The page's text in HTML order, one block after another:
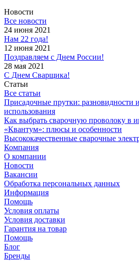
Новости
Все новости
24 июня 2021
Нам 22 года!
12 июня 2021
Поздравляем с Днем России!
28 мая 2021
С Днем Сварщика!
Статьи
Все статьи
Присадочные прутки: разновидности
использования
Как выбрать сварочную проволоку в
«Квантум»: плюсы и особенности
Высококачественные сварочные
Компания
О компании
Новости
Вакансии
Обработка персональных данных
Информация
Помощь
Условия оплаты
Условия доставки
Гарантия на товар
Помощь
Блог
Бренды